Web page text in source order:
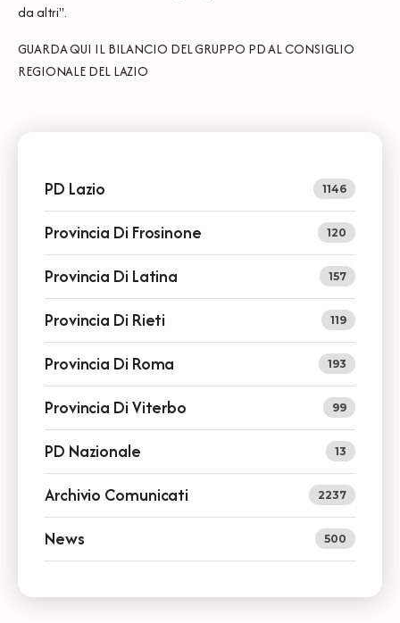
da altri".
GUARDA QUI ILBILANCIO DEL GRUPPO PD AL CONSIGLIO
REGIONALE DEL LAZIO
PD Lazio 1146
Provincia Di Frosinone 120
Provincia Di Latina 157
Provincia Di Rieti 119
Provincia Di Roma 193
Provincia Di Viterbo 99
PD Nazionale 13
Archivio Comunicati 2237
News 500